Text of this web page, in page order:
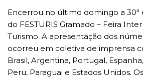
Encerrou no último domingo a 30ª
do FESTURIS Gramado – Feira
Turismo. A apresentação dos
ocorreu em coletiva de imprensa
Brasil, Argentina, Portugal,
Peru, Paraguai e Estados Unidos.